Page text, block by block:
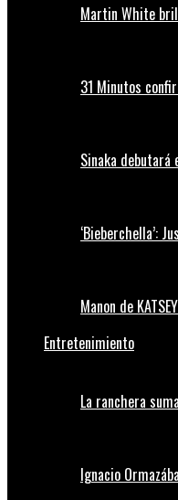
Martin White
31 Minutos
Sinaka debutará
‘Bieberchella’:
Manon de
Entretenimiento
La ranchera
Ignacio